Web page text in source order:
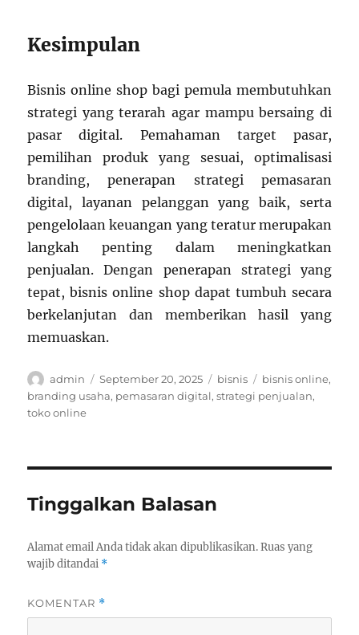
Kesimpulan
Bisnis online shop bagi pemula membutuhkan
strategi yang terarah agar mampu bersaing di
pasar digital. Pemahaman target pasar,
pemilihan produk yang sesuai, optimalisasi
branding, penerapan strategi pemasaran
digital, layanan pelanggan yang baik, serta
pengelolaan keuangan yang teratur merupakan
langkah penting dalam meningkatkan
penjualan. Dengan penerapan strategi yang
tepat, bisnis online shop dapat tumbuh secara
berkelanjutan dan memberikan hasil yang
memuaskan.
Author
admin
Posted
on
September 20, 2025 Categories
bisnis Tags
bisnis online,
branding usaha, pemasaran digital,strategi penjualan,
toko online
Tinggalkan Balasan
Alamat email Anda tidak akan dipublikasikan. Ruas yang
wajib ditandai *
KOMENTAR *